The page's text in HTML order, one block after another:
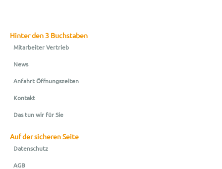
Hinter den 3 Buchstaben
Mitarbeiter Vertrieb
News
Anfahrt Öffnungszeiten
Kontakt
Das tun wir für Sie
Auf der sicheren Seite
Datenschutz
AGB